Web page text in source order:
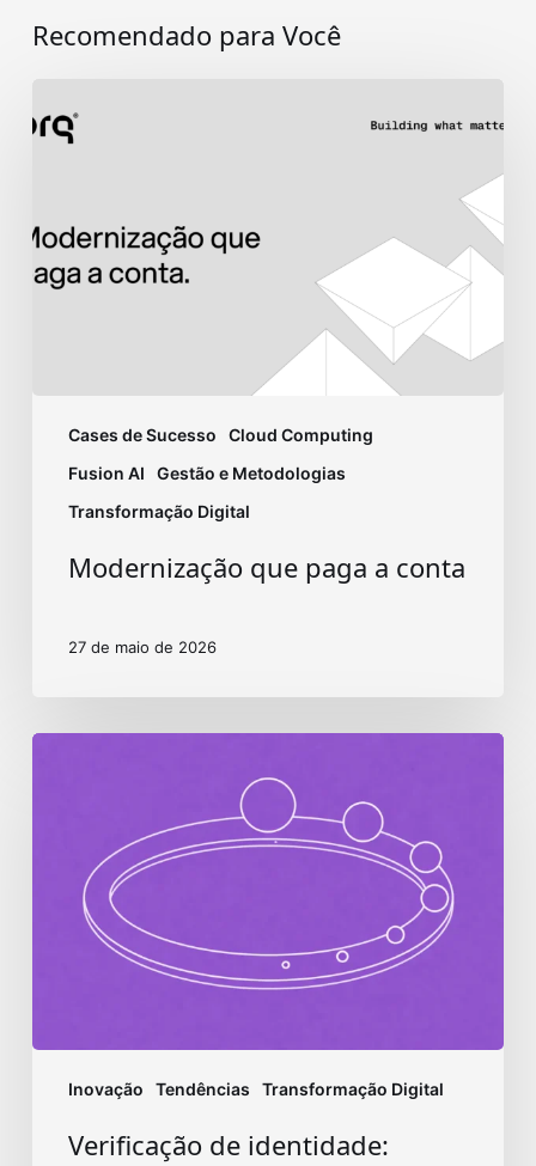
Recomendado para Você
Cases de Sucesso
Cloud Computing
Fusion AI
Gestão e Metodologias
Transformação Digital
que
Modernização que paga a conta
27 de maio de 2026
Inovação Tendências Transformação Digital
segurança
Verificação de identidade: